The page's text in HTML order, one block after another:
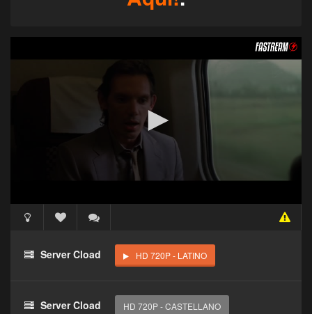
Haz clic 3 veces en el botón para desbloquear este
reproductor
Clic 1 - Abrir primer enlace
Server Cload HD 720P - LATINO
Server Cload HD 720P - CASTELLANO